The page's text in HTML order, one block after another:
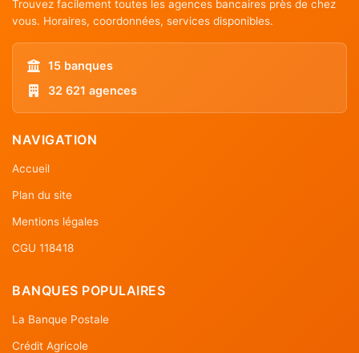
Trouvez facilement toutes les agences bancaires près de chez
vous. Horaires, coordonnées, services disponibles.
15 banques
32 621 agences
NAVIGATION
Accueil
Plan du site
Mentions légales
CGU 118418
BANQUES POPULAIRES
La Banque Postale
Crédit Agricole